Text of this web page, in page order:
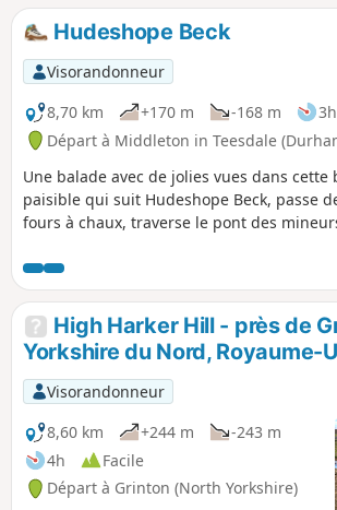
Hudeshope Beck
Visorandonneur
8,70 km
+170 m -168 m
Départ à Middleton in Teesdale
Une balade avec de jolies vues dans cette
paisible qui suit Hudeshope Beck, passe
fours à chaux, traverse le pont des
redescend le ruisseau de l'autre côté.
High Harker Hill - près de
Yorkshire du Nord, Royaume-
Visorandonneur
8,60 km
+244 m
-243 m
4h
Facile
Départ à Grinton (North Yorkshire)